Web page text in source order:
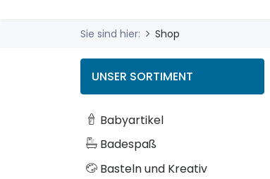
Sie sind hier: Shop
UNSER SORTIMENT
Babyartikel
Badespaß
Basteln und Kreativ